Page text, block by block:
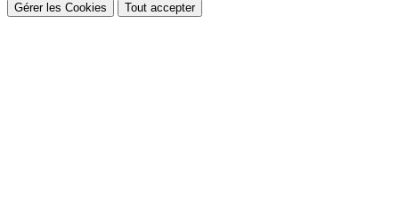
Gérer les Cookies Tout accepter